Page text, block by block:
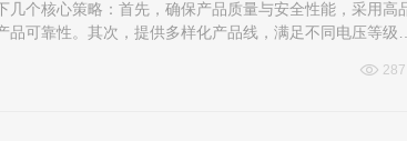
个核心策略：首先，确保产品质量与安全性能，采用高
可靠性。其次，提供多样化产品线，满足不同电压等级、
287